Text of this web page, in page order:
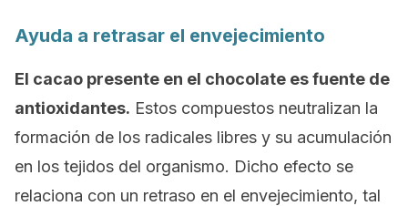
Ayuda a retrasar el envejecimiento
El cacao presente en el chocolate es fuente de
antioxidantes. Estos compuestos neutralizan la
formación de los radicales libres y su acumulación
en los tejidos del organismo. Dicho efecto se
relaciona con un retraso en el envejecimiento, tal